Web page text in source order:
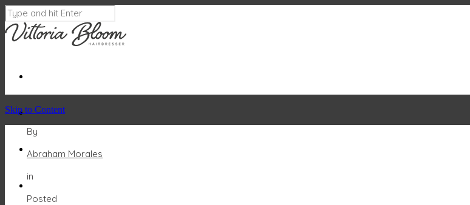
Skip to Content
By
Abraham Morales
in
Posted